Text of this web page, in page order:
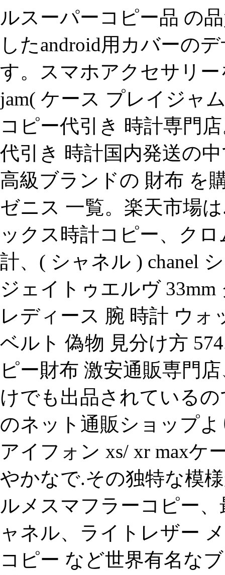
ルスーパーコピー品 の
したandroid用カバーの
す。スマホアクセサリー
jam( ケース プレイジャ
コピー代引き 時計専門
代引き 時計国内発送の
高級ブランドの 財布 を
ゼニス 一覧。楽天市場
ックス時計コピー、ク
計、( シャネル ) chanel
ジェイトゥエルヴ 33mm
レディース 腕 時計 ウ
ベルト 偽物 見分け方
ピー財布 激安通販専門
けでも出品されている
のネット通販ショップ
アイフォン xs/ xr maxケ
やかなで.その独特な模
ルメスマフラーコピー
ャネル、ライトレザー
コピー など世界有名な